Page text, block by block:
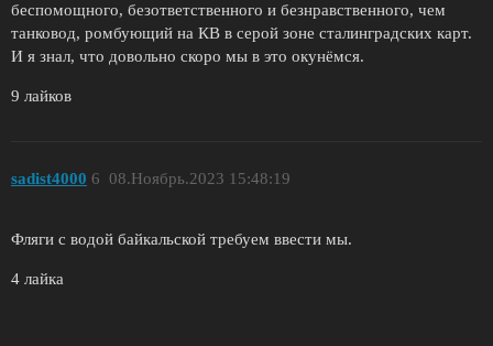
беспомощного, безответственного и безнравственного, чем
танковод, ромбующий на КВ в серой зоне сталинградских карт.
И я знал, что довольно скоро мы в это окунёмся.
9 лайков
sadist4000 08.Ноябрь.2023 15:48:19
6
Фляги с водой байкальской требуем ввести мы.
4 лайка